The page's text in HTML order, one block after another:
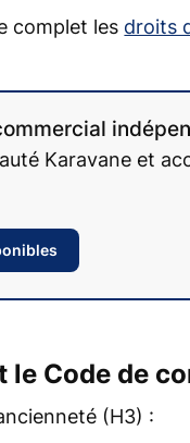
complet les droits
Karavane et
le Code de
(H3) :